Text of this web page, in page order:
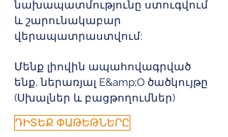
նախապատմությունը ստուգվում
և շարունակաբար
վերապատրաստվում:
Մենք լիովին ապահովագրված
ենք, ներառյալ E&amp;O ծածկույթը
(Սխալներ և բացթողումներ)
ԴԻՏԵՔ ՓԱԹԵԹՆԵՐԸ